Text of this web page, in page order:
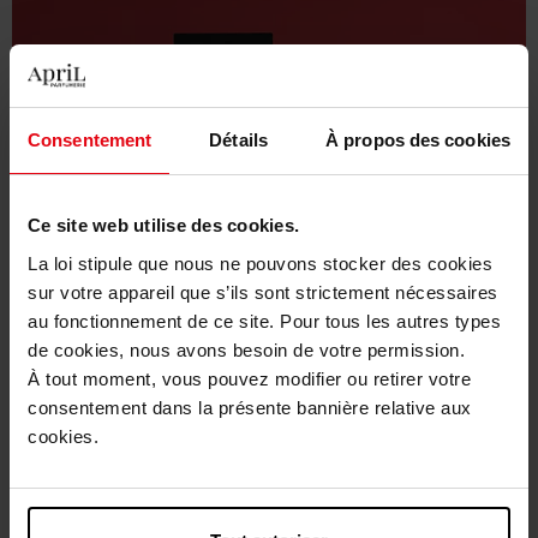
Consentement Détails À propos des cookies
Ce site web utilise des cookies.
La loi stipule que nous ne pouvons stocker des cookies
sur votre appareil que s’ils sont strictement nécessaires
au fonctionnement de ce site. Pour tous les autres types
de cookies, nous avons besoin de votre permission.
À tout moment, vous pouvez modifier ou retirer votre
consentement dans la présente bannière relative aux
cookies.
Offrez le luxe sans frais additionnels
chez April Beauty !
Découvrez le plaisir d'offrir avec April Beauty ! Nous